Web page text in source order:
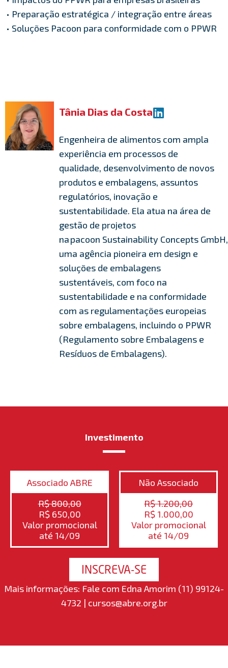
• Preparação estratégica / integração entre áreas
• Soluções Pacoon para conformidade com o PPWR
Tânia Dias da Costa
Engenheira de alimentos com ampla
experiência em processos de
qualidade, desenvolvimento de novos
produtos e embalagens, assuntos
regulatórios, inovação e
sustentabilidade. Ela atua na área de
gestão de projetos
napacoon Sustainability ConceptsGmbH,
uma agência pioneira em design e
soluções de embalagens
sustentáveis, com foco na
sustentabilidade e na conformidade
com as regulamentações europeias
sobre embalagens, incluindo o PPWR
(Regulamento sobre Embalagens e
Resíduos de Embalagens).
Investimento
Associado ABRE
R$ 800,00
R$ 650,00
Valor promocional
até 14/09
Não Associado
R$ 1.200,00
R$ 1.000,00
Valor promocional
até 14/09
INSCREVA-SE
Mais informações: Fale com Edna Amorim (11) 99124-
4732 | cursos@abre.org.br